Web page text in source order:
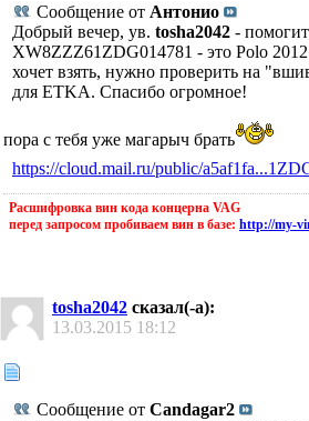
Сообщение от Антонио
Добрый вечер, ув. tosha2042 -
XW8ZZZ61ZDG014781 - это Polo
хочет взять, нужно проверить на
для ETKA. Спасибо огромное!
пора с тебя уже магарыч брать
https://cloud.mail.ru/public/
Расшифровка вин кода концерна VAG
перед запросом пробиваем вин в базе: http://my-
tosha2042 сказал(-а):
13.03.2015 18:12
Сообщение от Candagar2